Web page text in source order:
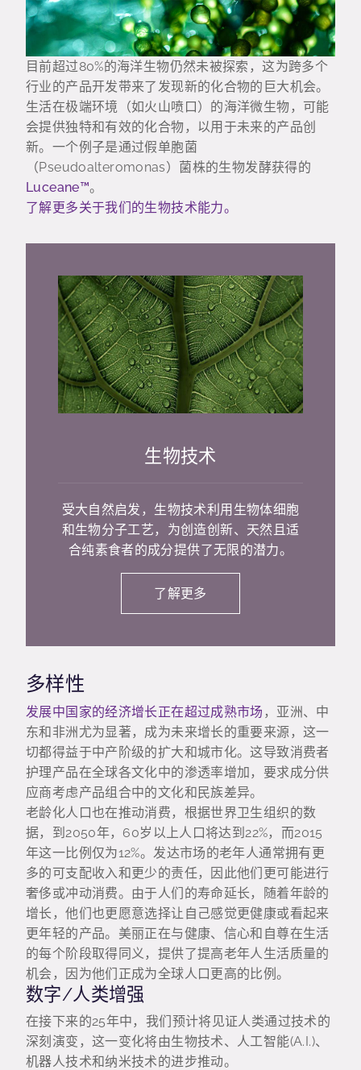
目前超过80%的海洋生物仍然未被探索，这为跨多个
行业的产品开发带来了发现新的化合物的巨大机会。
生活在极端环境（如火山喷口）的海洋微生物，可能
会提供独特和有效的化合物，以用于未来的产品创
新。一个例子是通过假单胞菌
（Pseudoalteromonas）菌株的生物发酵获得的
Luceane™。
了解更多关于我们的生物技术能力。
生物技术
受大自然启发，生物技术利用生物体细胞
和生物分子工艺，为创造创新、天然且适
合纯素食者的成分提供了无限的潜力。
了解更多
多样性
发展中国家的经济增长正在超过成熟市场 ，亚洲、中
东和非洲尤为显著，成为未来增长的重要来源，这一
切都得益于中产阶级的扩大和城市化。这导致消费者
护理产品在全球各文化中的渗透率增加，要求成分供
应商考虑产品组合中的文化和民族差异。
老龄化人口也在推动消费，根据世界卫生组织的数
据，到2050年，60岁以上人口将达到22%，而2015
年这一比例仅为12%。发达市场的老年人通常拥有更
多的可支配收入和更少的责任，因此他们更可能进行
奢侈或冲动消费。由于人们的寿命延长，随着年龄的
增长，他们也更愿意选择让自己感觉更健康或看起来
更年轻的产品。美丽正在与健康、信心和自尊在生活
的每个阶段取得同义，提供了提高老年人生活质量的
机会，因为他们正成为全球人口更高的比例。
数字/人类增强
在接下来的25年中，我们预计将见证人类通过技术的
深刻演变，这一变化将由生物技术、人工智能(A.I.)、
机器人技术和纳米技术的进步推动。